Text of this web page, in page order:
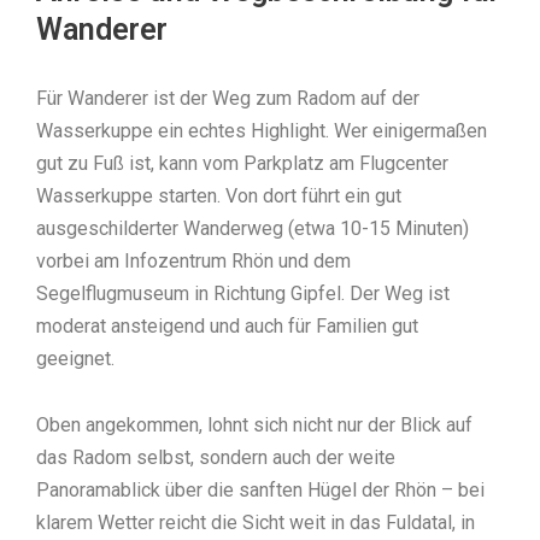
Wanderer
Für Wanderer ist der Weg zum Radom auf der
Wasserkuppe ein echtes Highlight. Wer einigermaßen
gut zu Fuß ist, kann vom Parkplatz am Flugcenter
Wasserkuppe starten. Von dort führt ein gut
ausgeschilderter Wanderweg (etwa 10-15 Minuten)
vorbei am Infozentrum Rhön und dem
Segelflugmuseum in Richtung Gipfel. Der Weg ist
moderat ansteigend und auch für Familien gut
geeignet.
Oben angekommen, lohnt sich nicht nur der Blick auf
das Radom selbst, sondern auch der weite
Panoramablick über die sanften Hügel der Rhön – bei
klarem Wetter reicht die Sicht weit in das Fuldatal, in